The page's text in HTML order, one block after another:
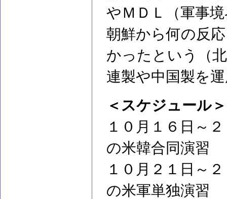
やＭＤＬ（軍事
朝鮮から何の反
かったという（
連製や中国製を
＜スケジュール＞
１０月１６日～
の米韓合同演習
１０月２１日～
の米軍単独演習